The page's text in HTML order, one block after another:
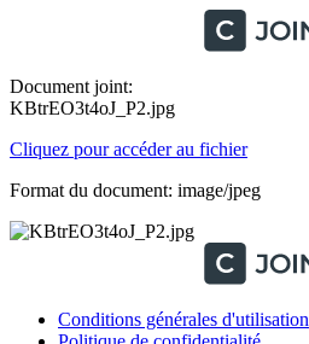
Document joint:
KBtrEO3t4oJ_P2.jpg
Cliquez pour accéder au fichier
Format du document: image/jpeg
Conditions générales d'utilisation